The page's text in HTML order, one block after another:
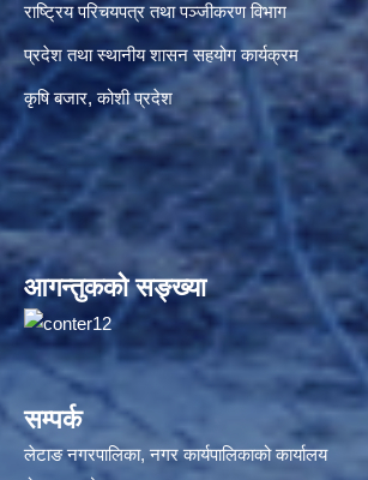
राष्ट्रिय परिचयपत्र तथा पञ्जीकरण विभाग
प्रदेश तथा स्थानीय शासन सहयोग कार्यक्रम
कृषि बजार, कोशी प्रदेश
आगन्तुकको सङ्ख्या
सम्पर्क
लेटाङ नगरपालिका, नगर कार्यपालिकाको कार्यालय